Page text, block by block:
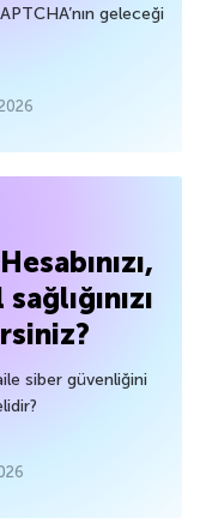
geleceği
siber güvenliğini